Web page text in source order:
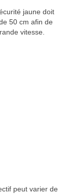
jaune doit
50 cm afin de
vitesse.
peut varier de